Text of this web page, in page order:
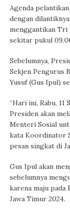
Agenda
dengan
menggantikan Tri
sekitar pukul
Sebelumnya,
Sekjen Pengurus
Yusuf (Gus Ipul)
“Hari ini, Rabu,
Presiden akan
Menteri Sosial
kata Koordinator
pesan singkat di
Gus Ipul akan
sebelumnya
karena maju pada
Jawa Timur 2024.